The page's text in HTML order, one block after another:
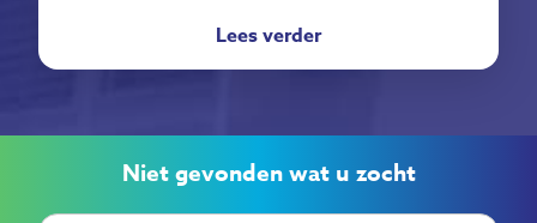
Lees verder
Niet gevonden wat u zocht